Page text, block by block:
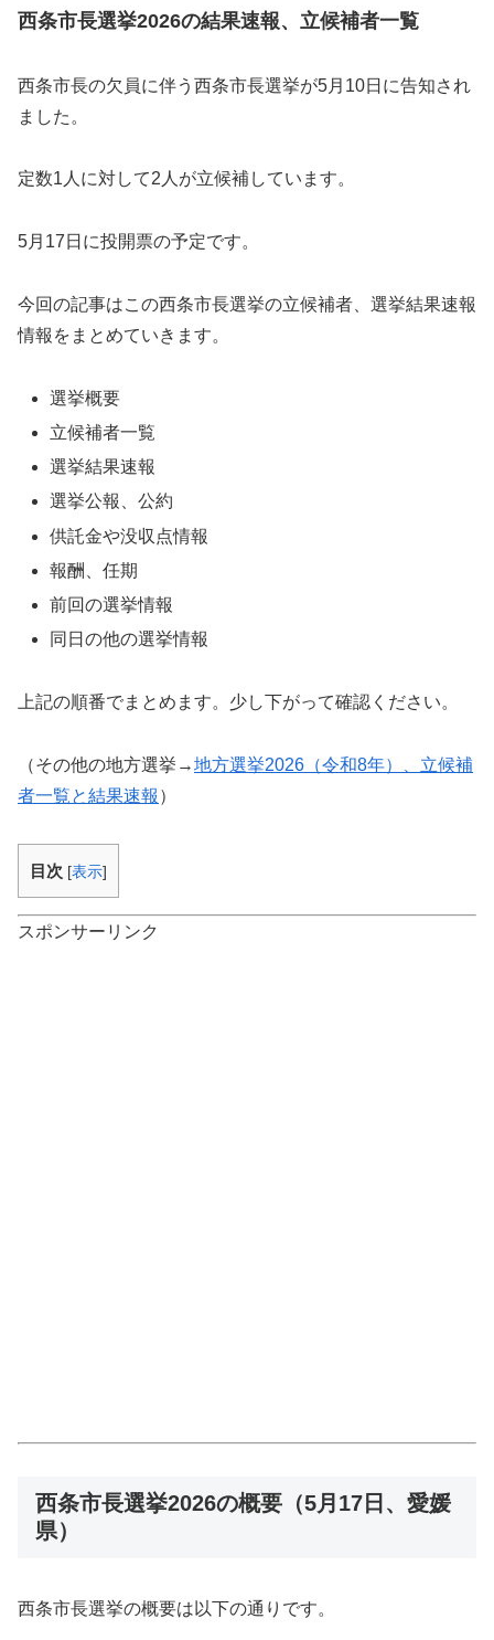
西条市長選挙2026の結果速報、立候補者一覧
西条市長の欠員に伴う西条市長選挙が5月10日に告知され
ました。
定数1人に対して2人が立候補しています。
5月17日に投開票の予定です。
今回の記事はこの西条市長選挙の立候補者、選挙結果速報
情報をまとめていきます。
選挙概要
立候補者一覧
選挙結果速報
選挙公報、公約
供託金や没収点情報
報酬、任期
前回の選挙情報
同日の他の選挙情報
上記の順番でまとめます。少し下がって確認ください。
（その他の地方選挙→地方選挙2026（令和8年）、立候補
者一覧と結果速報 ）
目次 [表示]
スポンサーリンク
西条市長選挙2026の概要（5月17日、愛媛
県）
西条市長選挙の概要は以下の通りです。